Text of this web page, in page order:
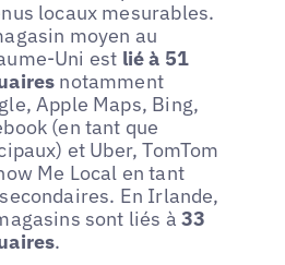
locaux mesurables.
moyen au
Uni est lié à 51
notamment
Apple Maps, Bing,
(en tant que
et Uber, TomTom
Me Local en tant
En Irlande,
sont liés à33
.